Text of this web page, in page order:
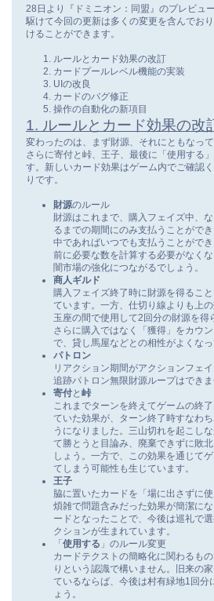
28日より『ドミニオン：同盟』のプレビュ
駆けて今回の更新は多くの変更を含んでお
けることができます。
ルールとカード効果の改訂
カードプールレベル機能の実装
UIの改良
カードのバグ修正
操作の自動化の新項目
1. ルールとカード効果の改
変わったのは、まず財源、それにともなっ
さらに寄付と峠、王子、最後に「使用する
す。新しいカード効果はゲーム内でご確認
りです。
財源のルール
財源はこれまで、購入フェイズ中、
るまでの期間にのみ支払うことがで
中であればいつでも支払うことがで
前に必要な数を計算する必要がなく
闇市場の強化につながるでしょう。
商人ギルド
購入フェイズ終了時に財源を得るこ
ています。一方、仕切り線よりも上の
玉座の間で使用して2回分の財源を得
さらに購入ではなく「獲得」をカウ
で、貸し馬屋などとの相性がよくなっ
パトロン
リアクション期間がアクションフェ
追跡パトロン無限財源ループはできま
寄付と 峠
これまでターンを終えてゲームの終
ていた効果が、ターン終了時すなわ
うになりました。三山切れを起こし
て勝とうと目論み、廃棄できずに敗
しょう。一方で、この効果を通じて
てしまう可能性も生じています。
王子
脇に置いたカードを「場に出さずに
煩雑で問題含みだった効果が簡潔に
ードとなったことで、今後は巡礼で
クションが生まれています。
「 使用する 」のルール変更
カードテクストの簡略化に関わるも
りという認識で構いません。旧来の
ているならば、今後は村有緑地1回分
ょう。